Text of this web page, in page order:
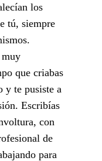
los
tú, siempre
que criabas
y te pusiste a
Escribías
con
de
para